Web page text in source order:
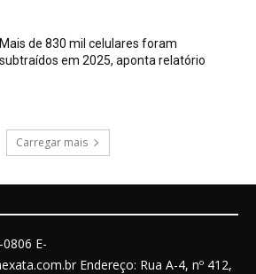
Mais de 830 mil celulares foram
subtraídos em 2025, aponta relatório
Carregar mais
E-
Endereço: Rua A-4, nº 412,